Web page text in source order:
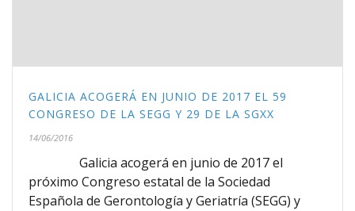
GALICIA ACOGERÁ EN JUNIO DE 2017 EL 59
CONGRESO DE LA SEGG Y 29 DE LA SGXX
14/06/2016
Galicia acogerá en junio de 2017 el
próximo Congreso estatal de la Sociedad
Española de Gerontología y Geriatría (SEGG) y